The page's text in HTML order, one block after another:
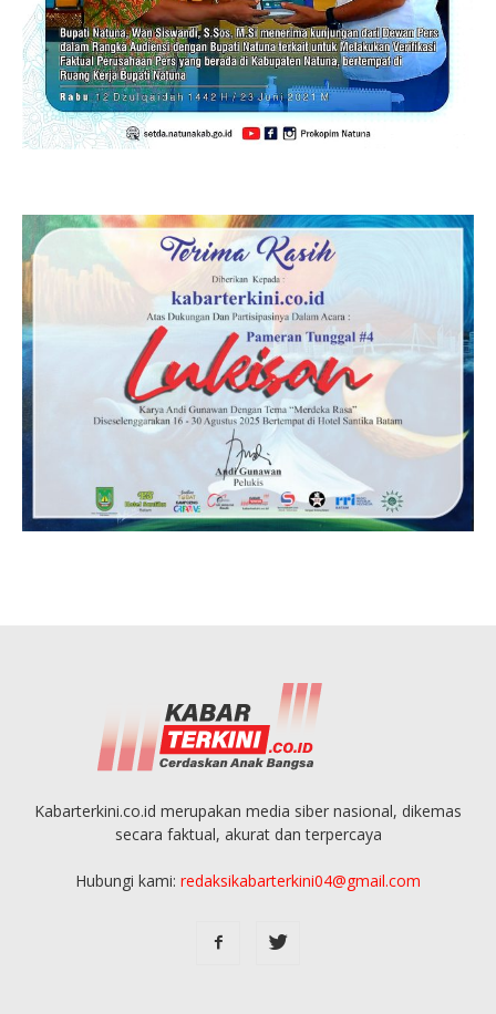
Kabarterkini.co.id merupakan media siber nasional, dikemas
secara faktual, akurat dan terpercaya
Hubungi kami: redaksikabarterkini04@gmail.com